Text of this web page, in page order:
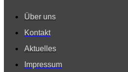
Über uns
Kontakt
Aktuelles
Impressum